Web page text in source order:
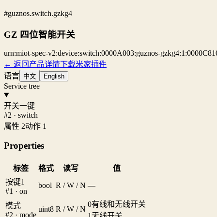
#guznos.switch.gzkg4
GZ 四位智能开关
urn:miot-spec-v2:device:switch:0000A003:guznos-
← 返回产品详情下载米家插件
语言 中文 English
Service tree
开关一键
#2 · switch
属性 2动作 1
Properties
标签 格式 读写
值
按键1
#1 · on
bool R / W / N —
模式
#2 · mode
uint8 R / W / N
0有线和无线开关